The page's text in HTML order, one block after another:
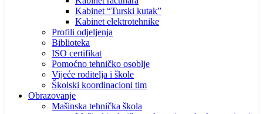
Kabinet “Turski kutak”
Kabinet elektrotehnike
Profili odjeljenja
Biblioteka
ISO certifikat
Pomoćno tehničko osoblje
Vijeće roditelja i škole
Školski koordinacioni tim
Obrazovanje
Mašinska tehnička škola